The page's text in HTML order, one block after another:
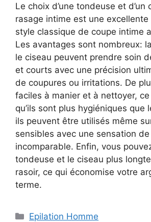
Le choix d’une tondeuse et d’un
rasage intime est une
style classique de coupe intime
Les avantages sont nombreux:
le ciseau peuvent prendre soin
et courts avec une précision
de coupures ou irritations. De
faciles à manier et à nettoyer,
qu’ils sont plus hygiéniques que
ils peuvent être utilisés même
sensibles avec une sensation
incomparable. Enfin, vous
tondeuse et le ciseau plus
rasoir, ce qui économise votre
terme.
Catégories
Epilation Homme